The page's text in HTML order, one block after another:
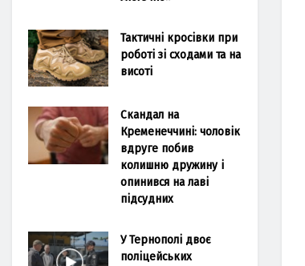
Тактичні кросівки при
роботі зі сходами та на
висоті
Скандал на
Кременеччині: чоловік
вдруге побив
колишню дружину і
опинився на лаві
підсудних
У Тернополі двоє
поліцейських